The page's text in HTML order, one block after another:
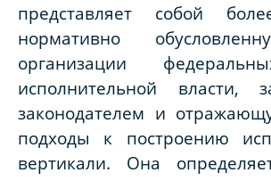
представляет собой
нормативно
организации
исполнительной власти,
законодателем и
подходы к построению
вертикали. Она